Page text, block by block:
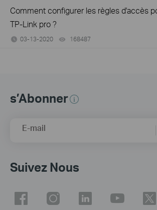
Comment configurer les règles d'accès
TP-Link pro ?
03-13-2020 168487
s’Abonner
E-mail
Suivez Nous